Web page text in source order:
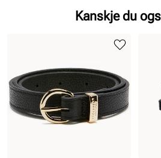
Kanskje du